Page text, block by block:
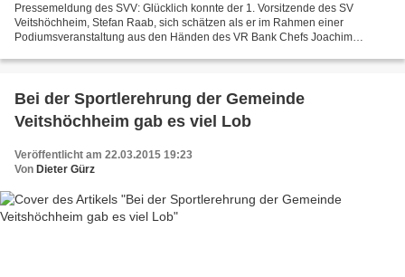
Pressemeldung des SVV: Glücklich konnte der 1. Vorsitzende des SV
Veitshöchheim, Stefan Raab, sich schätzen als er im Rahmen einer
Podiumsveranstaltung aus den Händen des VR Bank Chefs Joachim
Bei der Sportlerehrung der Gemeinde
Veitshöchheim gab es viel Lob
Veröffentlicht am 22.03.2015 19:23
Von Dieter Gürz